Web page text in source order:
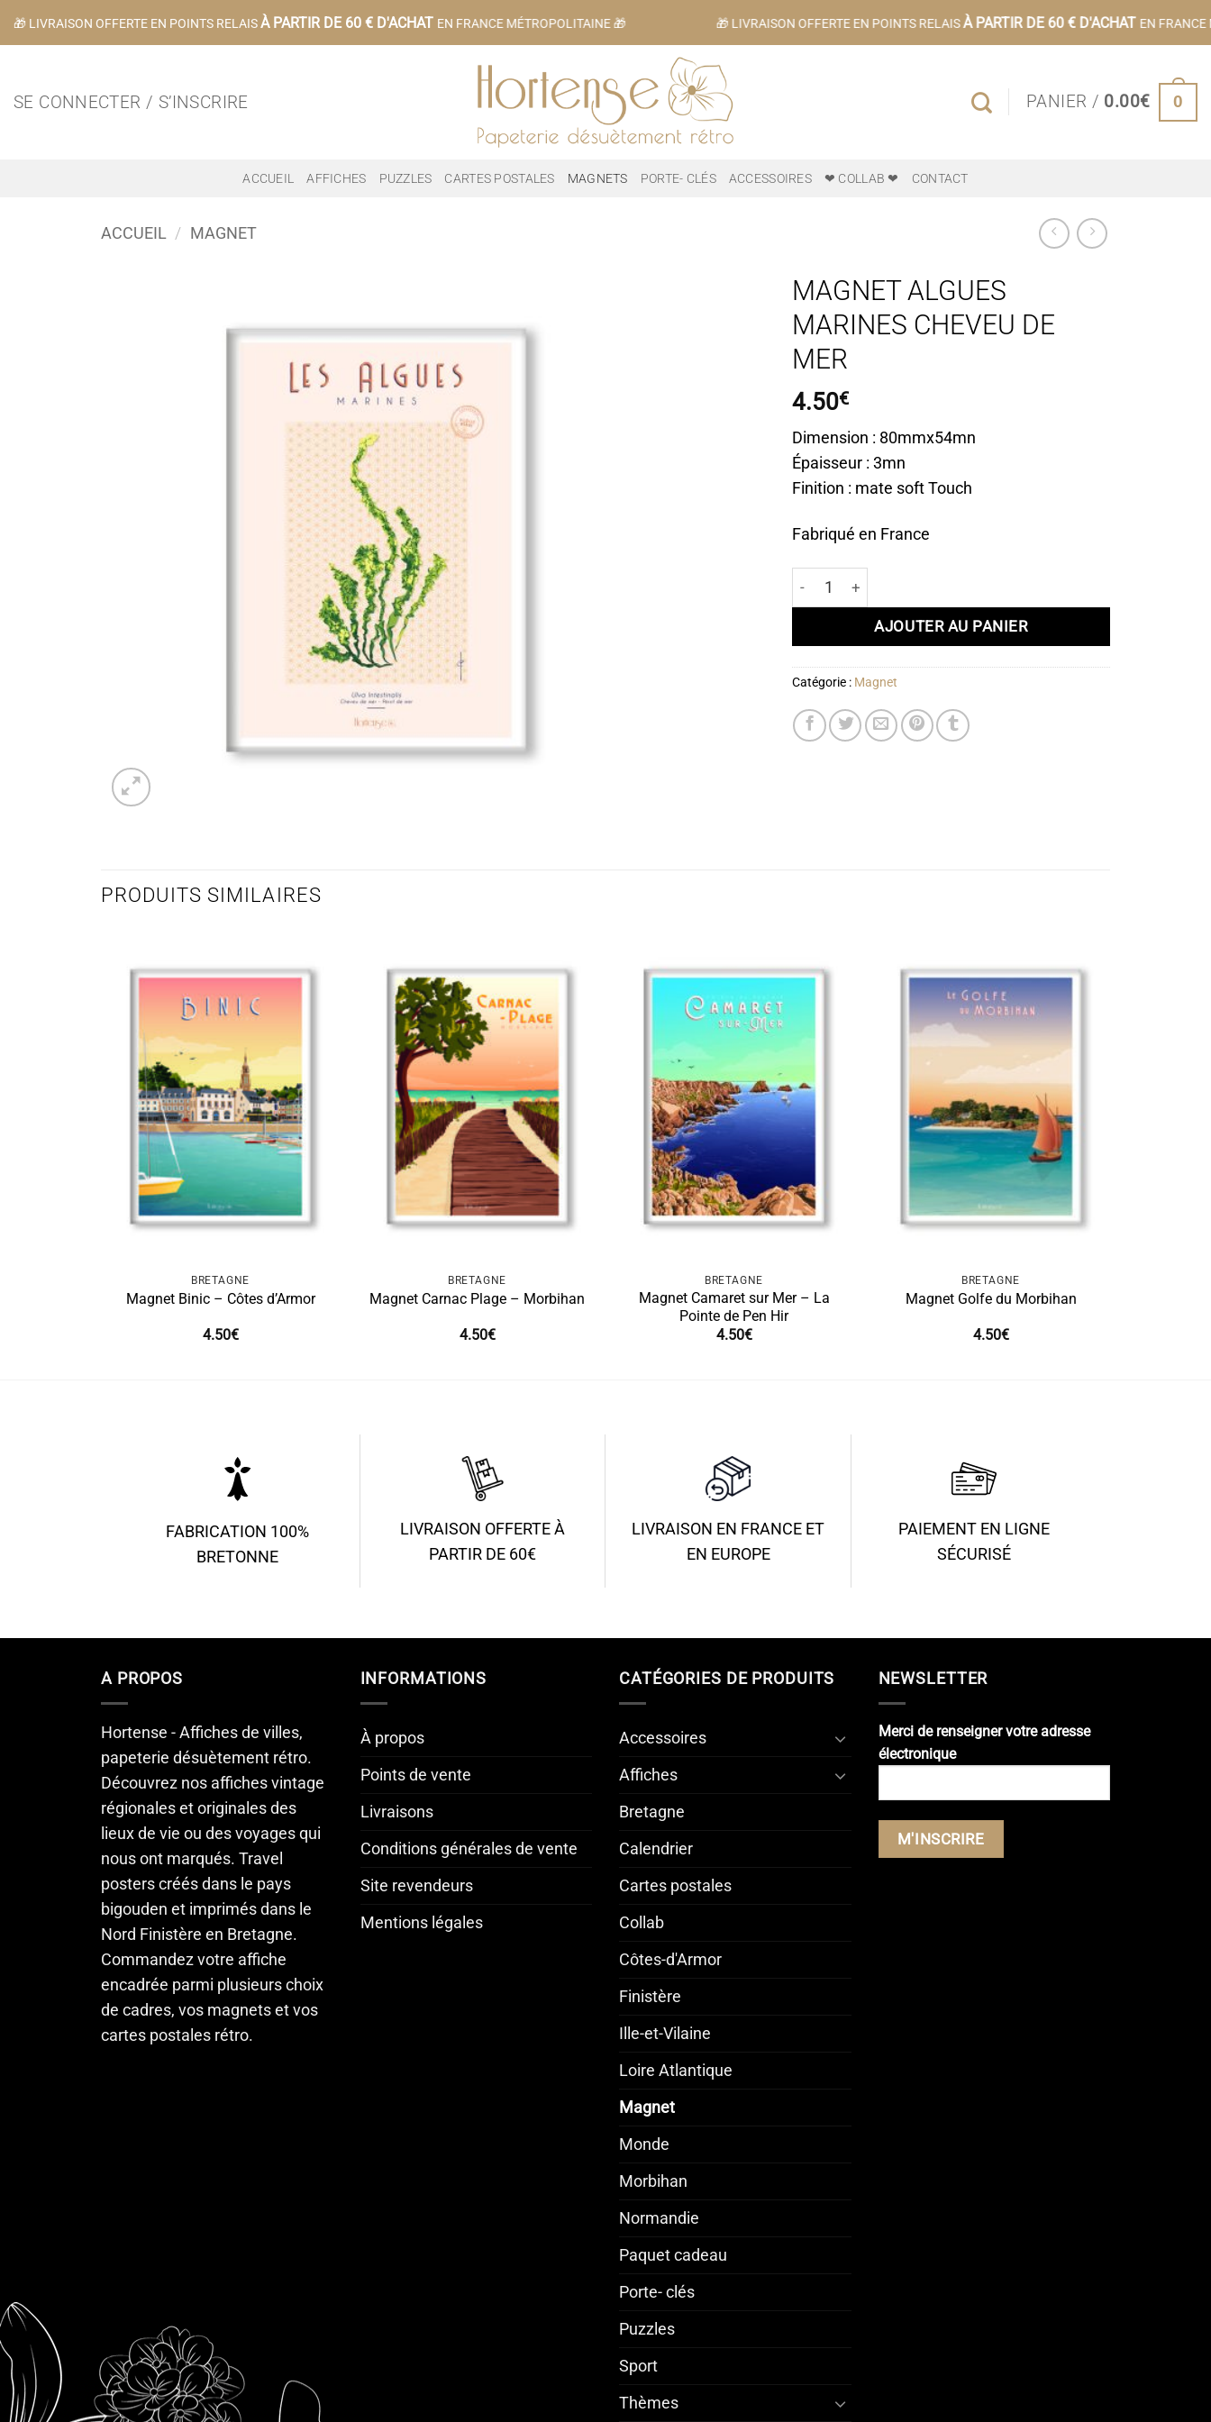
🎁 LIVRAISON OFFERTE EN POINTS RELAISÀ PARTIR DE 60 € D'ACHATEN FRANCE MÉTROPOLITAINE 🎁 🎁 LIVRAISON OFFERTE EN POINTS RELAISÀ PARTIR DE 60 € D'ACHATEN FRANCE
SE CONNECTER / S’INSCRIRE PANIER / 0.00€ 0
ACCUEIL AFFICHES PUZZLES CARTES POSTALES MAGNETS PORTE- CLÉS ACCESSOIRES ❤ COLLAB ❤ CONTACT
ACCUEIL / MAGNET
MAGNET ALGUES
MARINES CHEVEU DE
MER
4.50€
Dimension : 80mmx54mn
Épaisseur : 3mn
Finition : mate soft Touch
Fabriqué en France
quantité de Magnet Algues Marines Cheveu de mer
AJOUTER AU PANIER
Catégorie : Magnet
PRODUITS SIMILAIRES
BRETAGNE
Magnet Binic – Côtes d’Armor
4.50€
BRETAGNE
Magnet Carnac Plage – Morbihan
4.50€
BRETAGNE
Magnet Camaret sur Mer – La
Pointe de Pen Hir
4.50€
BRETAGNE
Magnet Golfe du Morbihan
4.50€
FABRICATION 100%
BRETONNE
LIVRAISON OFFERTE À
PARTIR DE 60€
LIVRAISON EN FRANCE ET
EN EUROPE
PAIEMENT EN LIGNE
SÉCURISÉ
A PROPOS
Hortense - Affiches de villes,
papeterie désuètement rétro.
Découvrez nos affiches vintage
régionales et originales des
lieux de vie ou des voyages qui
nous ont marqués. Travel
posters créés dans le pays
bigouden et imprimés dans le
Nord Finistère en Bretagne.
Commandez votre affiche
encadrée parmi plusieurs choix
de cadres, vos magnets et vos
cartes postales rétro.
INFORMATIONS
À propos
Points de vente
Livraisons
Conditions générales de vente
Site revendeurs
Mentions légales
CATÉGORIES DE PRODUITS
Accessoires
Affiches
Bretagne
Calendrier
Cartes postales
Collab
Côtes-d'Armor
Finistère
Ille-et-Vilaine
Loire Atlantique
Magnet
Monde
Morbihan
Normandie
Paquet cadeau
Porte- clés
Puzzles
Sport
Thèmes
NEWSLETTER
Merci de renseigner votre adresse
électronique